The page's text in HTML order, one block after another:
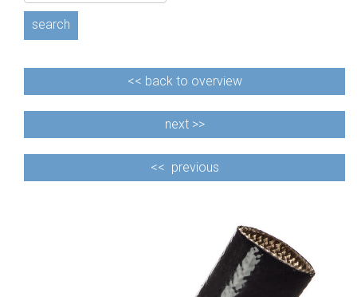
search
<< back to overview
next >>
<< previous